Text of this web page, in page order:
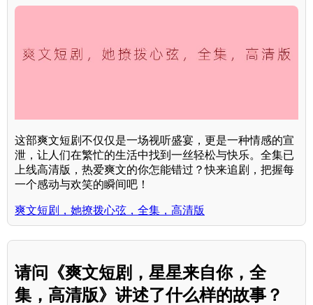
这部爽文短剧不仅仅是一场视听盛宴，更是一种情感的宣
泄，让人们在繁忙的生活中找到一丝轻松与快乐。全集已
上线高清版，热爱爽文的你怎能错过？快来追剧，把握每
一个感动与欢笑的瞬间吧！
爽文短剧，她撩拨心弦，全集，高清版
请问《爽文短剧，星星来自你，全
集，高清版》讲述了什么样的故事？